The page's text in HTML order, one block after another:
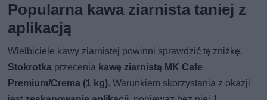
Popularna kawa ziarnista taniej z
aplikacją
Wielbiciele kawy ziarnistej powinni sprawdzić tę zniżkę.
Stokrotka przecenia kawę ziarnistą MK Cafe
Premium/Crema (1 kg). Warunkiem skorzystania z okazji